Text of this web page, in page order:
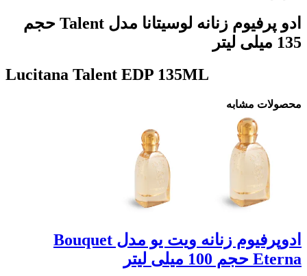
ادو پرفیوم زنانه لوسیتانا مدل Talent حجم
135 میلی لیتر
Lucitana Talent EDP 135ML
محصولات مشابه
ادوپرفیوم زنانه ویت یو مدل Bouquet
Eterna حجم 100 میلی لیتر